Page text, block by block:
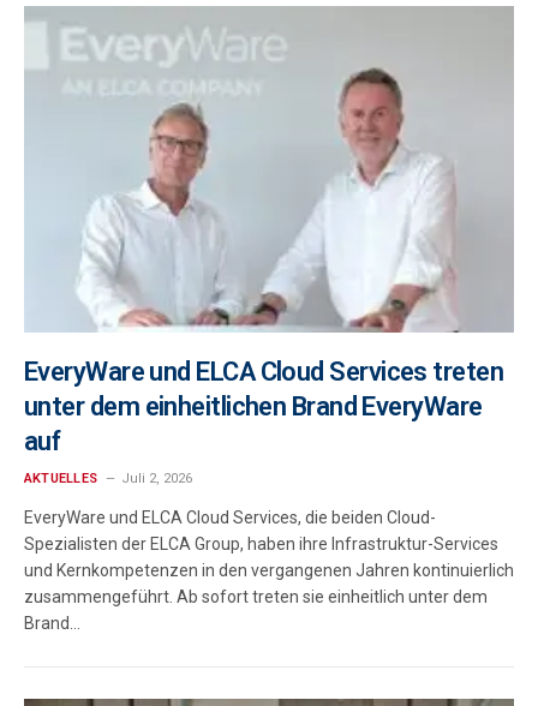
EveryWare und ELCA Cloud Services treten
unter dem einheitlichen Brand EveryWare
auf
AKTUELLES Juli 2, 2026
EveryWare und ELCA Cloud Services, die beiden Cloud-
Spezialisten der ELCA Group, haben ihre Infrastruktur-Services
und Kernkompetenzen in den vergangenen Jahren kontinuierlich
zusammengeführt. Ab sofort treten sie einheitlich unter dem
Brand…